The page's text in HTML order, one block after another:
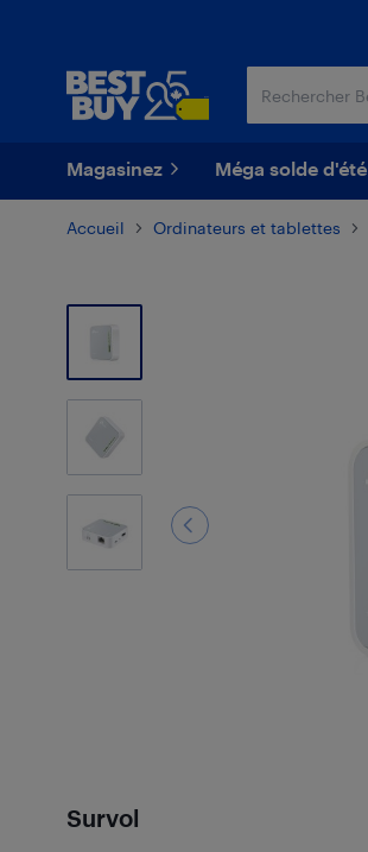
Magasinez Méga solde d'été
Accueil Ordinateurs et tablettes
Survol